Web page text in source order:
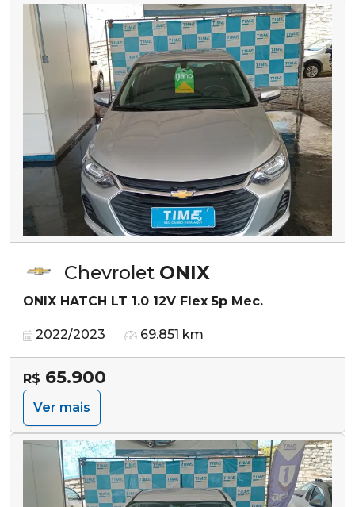
Chevrolet ONIX
ONIX HATCH LT 1.0 12V Flex 5p Mec.
2022/2023 69.851 km
R$ 65.900
Ver mais